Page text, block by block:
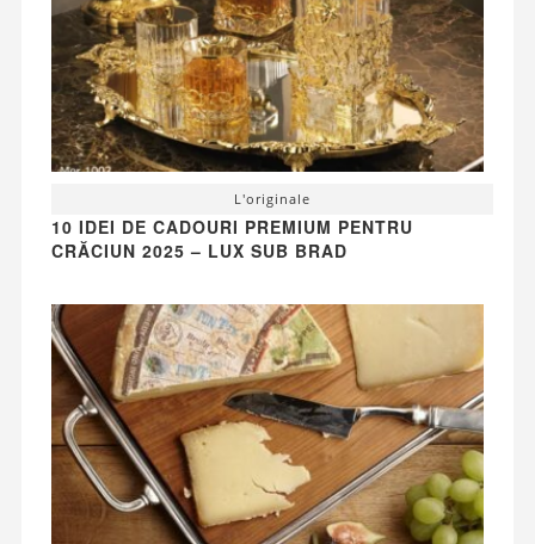
L'originale
10 IDEI DE CADOURI PREMIUM PENTRU
CRĂCIUN 2025 – LUX SUB BRAD